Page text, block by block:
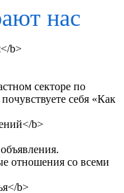
нас
секторе по
себя «Как
отношения со всеми